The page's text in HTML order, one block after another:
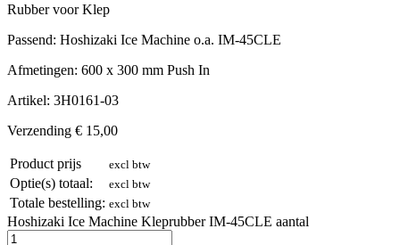
Rubber voor Klep
Passend: Hoshizaki Ice Machine o.a. IM-45CLE
Afmetingen: 600 x 300 mm Push In
Artikel: 3H0161-03
Verzending € 15,00
Product prijs excl btw
Optie(s) totaal: excl btw
Totale bestelling: excl btw
Hoshizaki Ice Machine Kleprubber IM-45CLE aantal